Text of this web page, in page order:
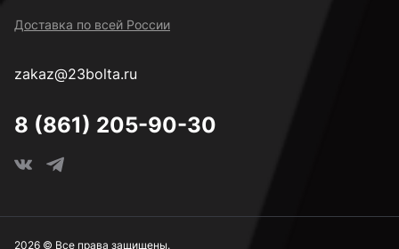
Доставка по всей России
zakaz@23bolta.ru
8 (861) 205-90-30
2026 © Все права защищены.